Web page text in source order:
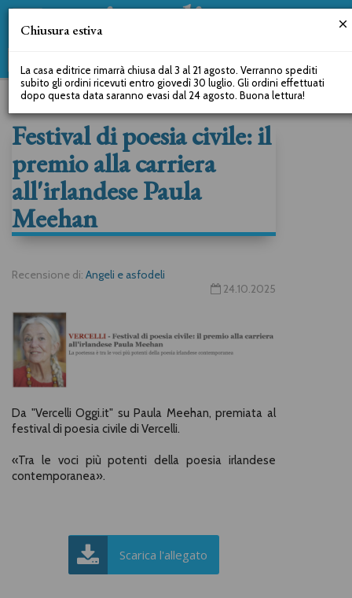
Festival di poesia civile: il
premio alla carriera
all'irlandese Paula
Meehan
Recensione di: Angeli e asfodeli
24.10.2025
Da "Vercelli Oggi.it" su Paula Meehan, premiata al
festival di poesia civile di Vercelli.
«Tra le voci più potenti della poesia irlandese
contemporanea».
Scarica l'allegato
Chiusura estiva
La casa editrice rimarrà chiusa dal 3 al 21 agosto. Verranno spediti
subito gli ordini ricevuti entro giovedì 30 luglio. Gli ordini effettuati
dopo questa data saranno evasi dal 24 agosto. Buona lettura!